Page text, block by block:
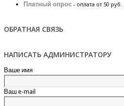
Платный опрос - оплата от 50
ОБРАТНАЯ СВЯЗЬ
НАПИСАТЬ АДМИНИСТРАТОРУ
Ваше имя
Ваш e-mail